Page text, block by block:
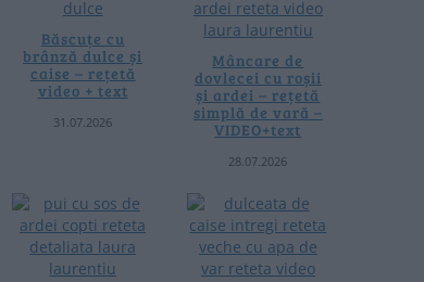
Băscuțe cu
brânză dulce și
caise – rețetă
video + text
31.07.2026
Mâncare de
dovlecei cu roșii
și ardei – rețetă
simplă de vară –
VIDEO+text
28.07.2026